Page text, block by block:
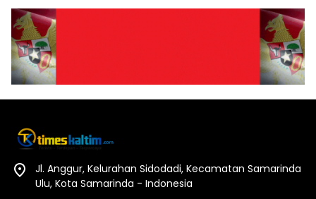
Jl. Anggur, Kelurahan Sidodadi, Kecamatan Samarinda
Ulu, Kota Samarinda - Indonesia